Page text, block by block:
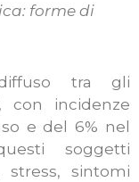
forme di
tra gli
con incidenze
e del 6% nel
soggetti
stress, sintomi